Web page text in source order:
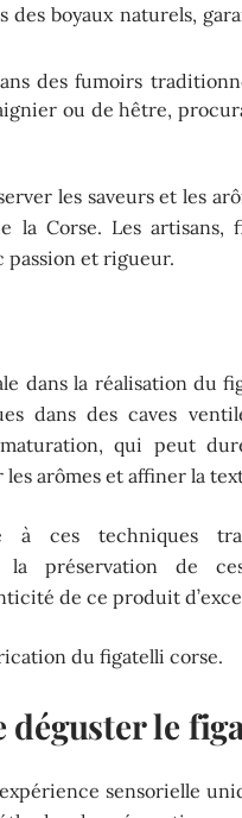
des boyaux naturels,
des fumoirs
ou de hêtre,
les saveurs et les
la Corse. Les artisans,
passion et rigueur.
dans la réalisation du
dans des caves
qui peut
arômes et affiner la
ces techniques
la préservation de
de ce produit
du figatelli corse.
déguster le
sensorielle